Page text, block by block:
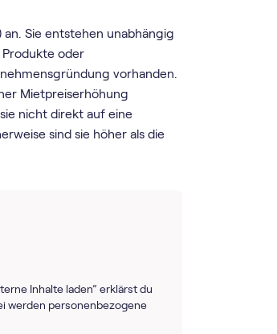
Sie entstehen unabhängig
oder
vorhanden.
Mietpreiserhöhung
nicht direkt auf eine
sind sie höher als die
Inhalte laden” erklärst du
werden personenbezogene